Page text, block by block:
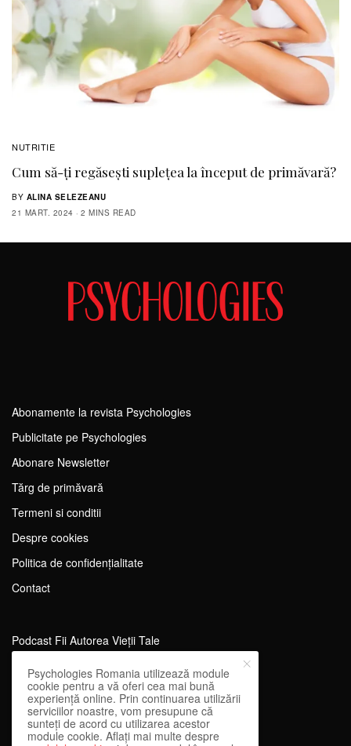
NUTRITIE
Cum să-ţi regăsești supleţea la început de primăvară?
BY ALINA SELEZEANU
21 MART. 2024
2 MINS READ
Abonamente la revista Psychologies
Publicitate pe Psychologies
Abonare Newsletter
Tărg de primăvară
Termeni si conditii
Despre cookies
Politica de confidențialitate
Contact
Podcast Fii Autorea Vieții Tale
Evenimente Fii Autoarea Vieții Tale!
SportEdu
Antrenament Mental pentru Sportivi
Learning Network
Psychologies Romania utilizează module
cookie pentru a vă oferi cea mai bună
experiență online. Prin continuarea utilizării
serviciilor noastre, vom presupune că
sunteți de acord cu utilizarea acestor
module cookie. Aflați mai multe despre